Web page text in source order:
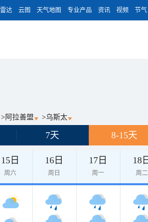
雷达 云图 天气地图 专业产品 资讯 视频 节气
> 阿拉善盟 >乌斯太
7天 8-15天
15日
周六
16日
周日
17日
周一
18
周二